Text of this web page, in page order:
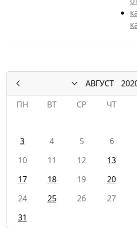
АВГУСТ
ПН
ВТ СР ЧТ
3
4 5 6
10
11 12 13
17
18 19 20
24
25 26 27
31